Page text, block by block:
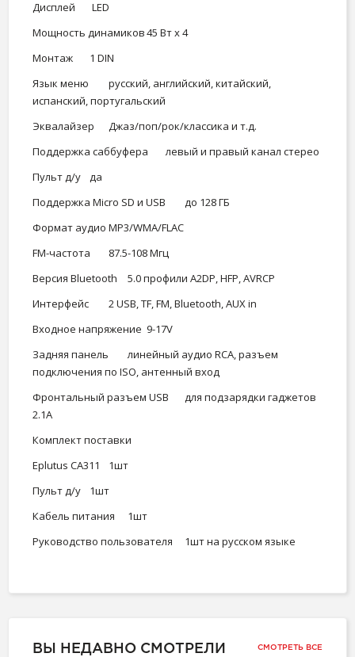
Дисплей
LED
Мощность динамиков45 Вт х 4
Монтаж
1 DIN
Язык меню
русский, английский, китайский,
испанский, португальский
Эквалайзер
Джаз/поп/рок/классика и т.д.
Поддержка саббуфера
левый и правый канал стерео
Пульт д/у
да
Поддержка Micro SD и USB
до 128 ГБ
Формат аудио MP3/WMA/FLAC
FM-частота
87.5-108 Мгц
Версия Bluetooth
5.0 профили A2DP, HFP, AVRCP
Интерфейс
2 USB, TF, FM, Bluetooth, AUX in
Входное напряжение 9-17V
Задняя панель
линейный аудио RCA, разъем
подключения по ISO, антенный вход
Фронтальный разъем USB
для подзарядки гаджетов
2.1А
Комплект поставки
Eplutus CA311
1шт
Пульт д/у
1шт
Кабель питания
1шт
Руководство пользователя
1шт на русском языке
ВЫ НЕДАВНО СМОТРЕЛИ СМОТРЕТЬ ВСЕ